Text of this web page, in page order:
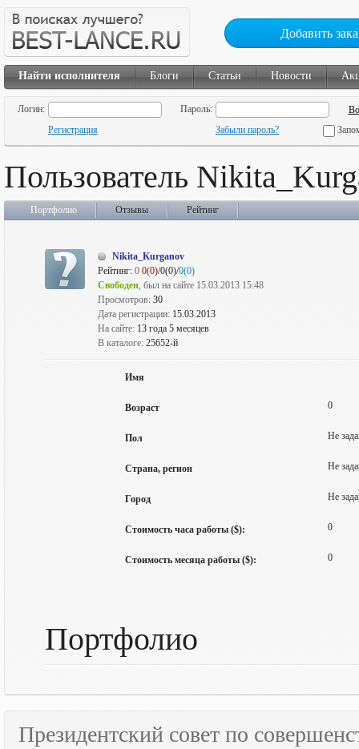
Добавить
Найти исполнителя Блоги Статьи Новости
Логин:
Пароль:
Регистрация
Забыли пароль?
Пользователь
Портфолио Отзывы Рейтинг
Nikita_Kurganov
Рейтинг: 0 0(0)/0(0)/0(0)
Свободен, был на сайте 15.03.2013 15:48
Просмотров: 30
Дата регистрации: 15.03.2013
На сайте: 13 года 5 месяцев
В каталоге: 25652-й
Имя
Возраст 0
Пол Не
Страна, регион Не
Город Не
Стоимость часа работы ($): 0
Стоимость месяца работы ($): 0
Портфолио
Президентский совет по